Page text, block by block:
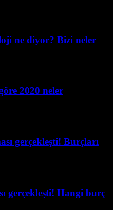
ne diyor? Bizi neler
2020 neler
gerçekleşti! Burçları
gerçekleşti! Hangi burç